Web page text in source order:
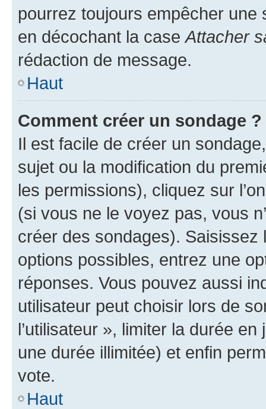
pourrez toujours empêcher une
en décochant la case Attacher
rédaction de message.
Haut
Comment créer un sondage ?
Il est facile de créer un
sujet ou la modification du
les permissions), cliquez sur
(si vous ne le voyez pas, vous
créer des sondages).
options possibles, entrez une
réponses. Vous pouvez aussi
utilisateur peut choisir lors de
l’utilisateur », limiter la durée
une durée illimitée) et enfin
vote.
Haut